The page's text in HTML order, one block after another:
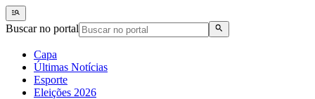
Buscar no portal
Capa
Últimas Notícias
Esporte
Eleições 2026